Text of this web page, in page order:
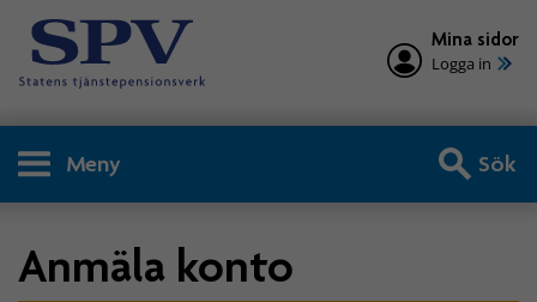
Mina sidor
Logga in
Meny Sök
Anmäla konto